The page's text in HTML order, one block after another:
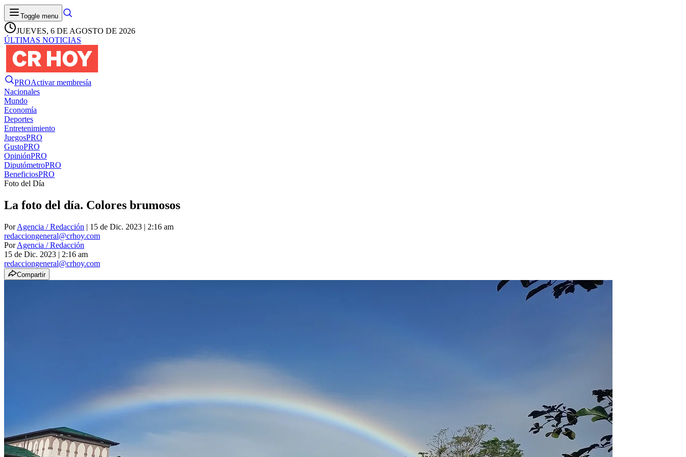
Toggle menu
JUEVES, 6 DE AGOSTO DE 2026
ÚLTIMAS NOTICIAS
PROActivar membresía
Nacionales
Mundo
Economía
Deportes
Entretenimiento
JuegosPRO
GustoPRO
OpiniónPRO
DiputómetroPRO
BeneficiosPRO
Foto del Día
La foto del día. Colores brumosos
PorAgencia / Redacción | 15 de Dic. 2023 | 2:16 am
redacciongeneral@crhoy.com
PorAgencia / Redacción
15 de Dic. 2023 | 2:16 am
redacciongeneral@crhoy.com
Compartir